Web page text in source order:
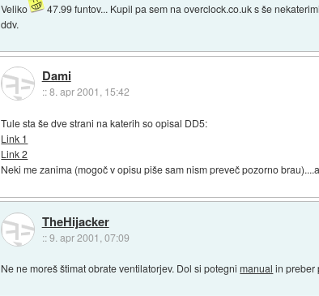
Veliko
47.99 funtov... Kupil pa sem na overclock.co.uk s še
ddv.
Dami
::8. apr 2001, 15:42
Tule sta še dve strani na katerih so opisal DD5:
Link 1
Link 2
Neki me zanima (mogoč v opisu piše sam nism preveč pozorno
TheHijacker
::9. apr 2001, 07:09
Ne ne moreš štimat obrate ventilatorjev. Dol si potegnimanual in preber